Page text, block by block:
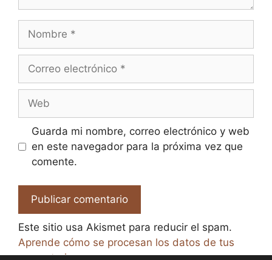
Nombre
Correo
Web
Guarda mi nombre, correo electrónico y web
en este navegador para la próxima vez que
comente.
Este sitio usa Akismet para reducir el spam.
Aprende cómo se procesan los datos de tus
comentarios.